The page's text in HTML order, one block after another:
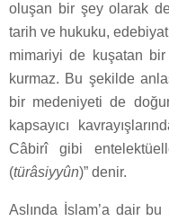
oluşan bir şey olarak
tarih ve hukuku,
mimariyi de kuşatan
kurmaz. Bu şekilde
bir medeniyeti de
kapsayıcı
Câbirî gibi
(türâsiyyûn)” denir.
Aslında İslam’a dair